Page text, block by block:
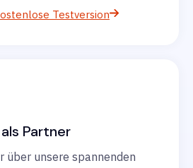
Testversion
Partner
über unsere spannenden